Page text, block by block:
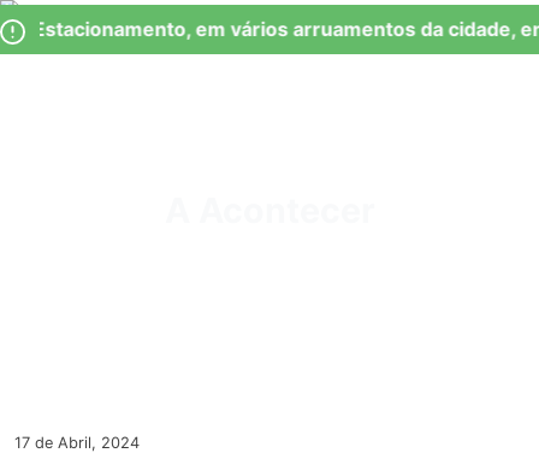
Observação:
este
Skip
to
Estacionamento, em vários arruamentos da cidade,
17 de Abril, 2024